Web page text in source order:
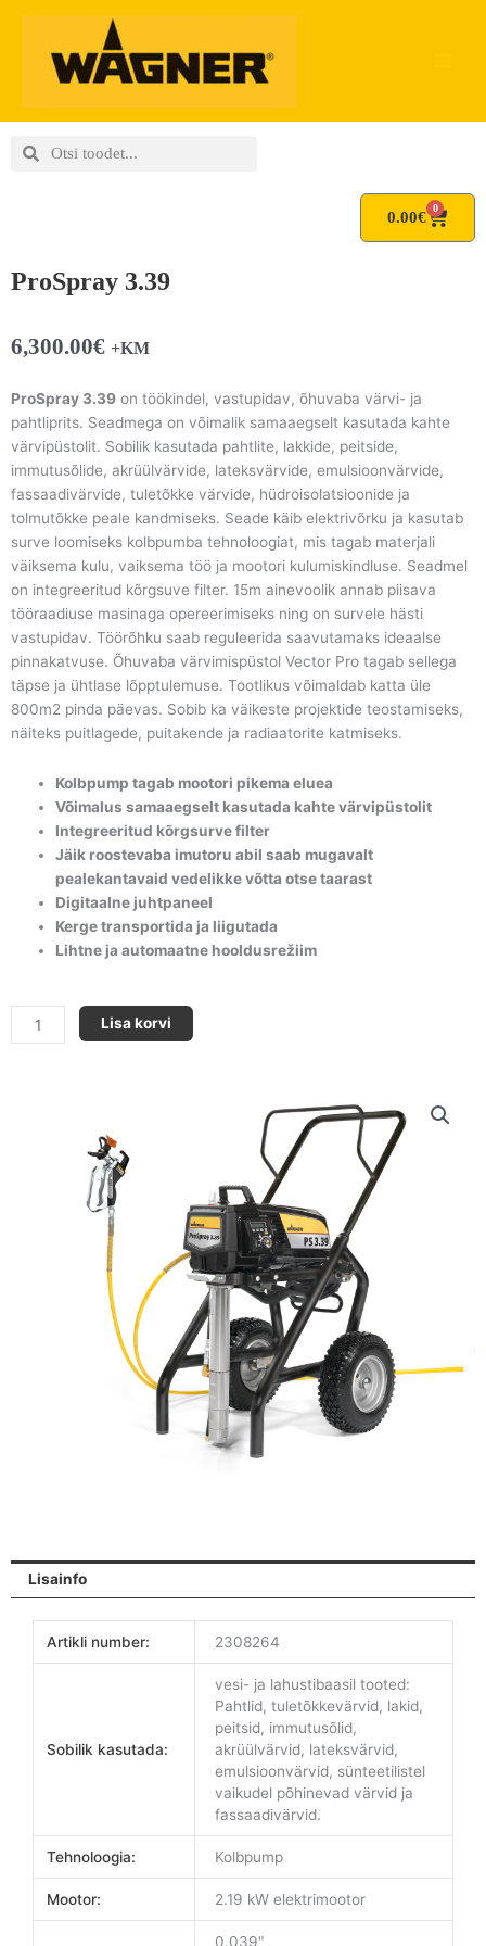
content
SearchSearch
0.00€
0
Cart
ProSpray 3.39
6,300.00€ +KM
ProSpray 3.39 on töökindel, vastupidav, õhuvaba värvi- ja
pahtliprits. Seadmega on võimalik samaaegselt kasutada kahte
värvipüstolit. Sobilik kasutada pahtlite, lakkide, peitside,
immutusõlide, akrüülvärvide, lateksvärvide, emulsioonvärvide,
fassaadivärvide, tuletõkke värvide, hüdroisolatsioonide ja
tolmutõkke peale kandmiseks. Seade käib elektrivõrku ja kasutab
surve loomiseks kolbpumba tehnoloogiat, mis tagab materjali
väiksema kulu, vaiksema töö ja mootori kulumiskindluse. Seadmel
on integreeritud kõrgsuve filter. 15m ainevoolik annab piisava
tööraadiuse masinaga opereerimiseks ning on survele hästi
vastupidav. Töörõhku saab reguleerida saavutamaks ideaalse
pinnakatvuse. Õhuvaba värvimispüstol Vector Pro tagab sellega
täpse ja ühtlase lõpptulemuse. Tootlikus võimaldab katta üle
800m2 pinda päevas. Sobib ka väikeste projektide teostamiseks,
näiteks puitlagede, puitakende ja radiaatorite katmiseks.
Kolbpump tagab mootori pikema eluea
Võimalus samaaegselt kasutada kahte värvipüstolit
Integreeritud kõrgsurve filter
Jäik roostevaba imutoru abil saab mugavalt
pealekantavaid vedelikke võtta otse taarast
Digitaalne juhtpaneel
Kerge transportida ja liigutada
Lihtne ja automaatne hooldusrežiim
ProSpray
3.39
Lisa korvi
Lisainfo
Artikli number: 2308264
Sobilik kasutada:
vesi- ja lahustibaasil tooted:
Pahtlid, tuletõkkevärvid, lakid,
peitsid, immutusõlid,
akrüülvärvid, lateksvärvid,
emulsioonvärvid, sünteetilistel
vaikudel põhinevad värvid ja
fassaadivärvid.
Tehnoloogia: Kolbpump
Mootor: 2.19 kW elektrimootor
0.039"